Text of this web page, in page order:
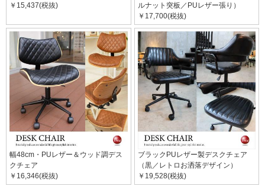
￥15,437(税抜)
ルナット突板／PUレザー張り）
￥17,700(税抜)
幅48cm・PUレザー＆ウッド調デス
クチェア
￥16,346(税抜)
ブラックPUレザー製デスクチェア
（黒／レトロお洒落デザイン）
￥19,528(税抜)